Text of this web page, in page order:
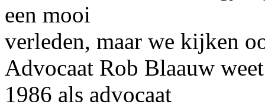
een mooi
verleden, maar we kijken
Advocaat Rob Blaauw
1986 als advocaat